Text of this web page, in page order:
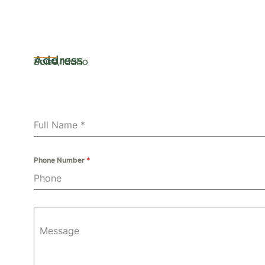
Address
Boise, Idaho
Full Name *
Phone Number *
Message